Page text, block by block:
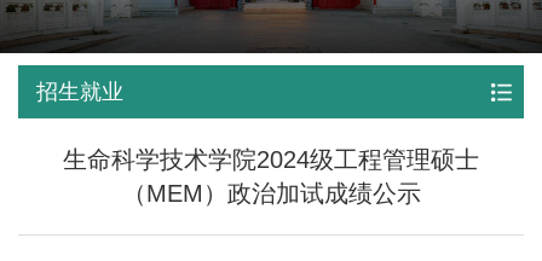
招生就业
生命科学技术学院2024级工程管理硕士
（MEM）政治加试成绩公示